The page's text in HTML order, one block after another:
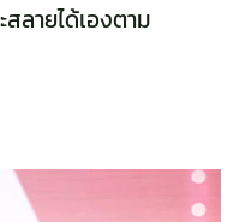
ลายได้เองตาม